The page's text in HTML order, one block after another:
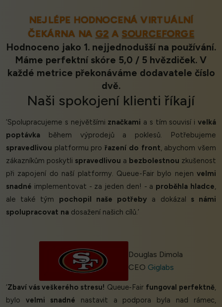
NEJLÉPE HODNOCENÁ VIRTUÁLNÍ
ČEKÁRNA NA G2 A SOURCEFORGE
Hodnoceno jako 1. nejjednodušší na používání.
Máme perfektní skóre 5,0 / 5 hvězdiček. V
každé metrice překonáváme dodavatele číslo
dvě.
Naši spokojení klienti říkají
‘Spolupracujeme s největšími značkami a s tím souvisí ivelká
poptávka během výprodejů a poklesů. Potřebujeme
spravedlivou platformu prořazení do front, abychom všem
zákazníkům poskytli spravedlivou a bezbolestnou zkušenost
při zapojení do naší platformy. Queue-Fair bylo nejen velmi
snadné implementovat - za jeden den! - a proběhla hladce,
ale také tým pochopil naše potřeby a dokázal s námi
spolupracovat na dosažení našich cílů.’
Douglas Dimola
CEO Giglabs
‘Zbaví vás veškerého stresu! Queue-Fair fungoval perfektně,
bylo velmi snadné nastavit a podpora byla nad rámec,